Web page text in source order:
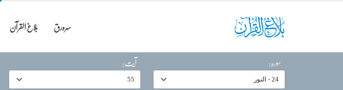
سرورق بلاغ القرآن
سورہ:
آیت: